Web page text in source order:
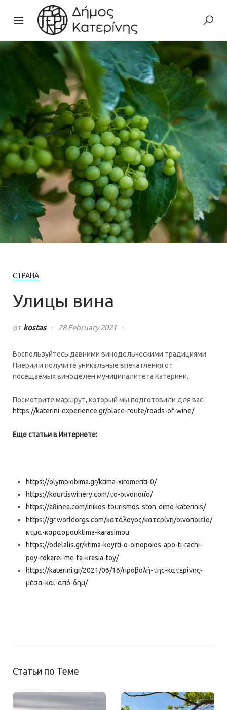
СТРАНА
Улицы вина
от kostas 28 February 2021
Воспользуйтесь давними винодельческими традициями
Пиерии и получите уникальные впечатления от
посещаемых виноделен муниципалитета Катерини.
Посмотрите маршрут, который мы подготовили для вас:
https://katerini-experience.gr/place-route/roads-of-wine/
Еще статьи в Интернете:
https://olympiobima.gr/ktima-xiromeriti-0/
https://kourtiswinery.com/το-οινοποιϊο/
https://a8inea.com/inikos-tourismos-ston-dimo-katerinis/
https://gr.worldorgs.com/κατάλογος/κατερίνη/οινοποιείο/
κτμα-καρασμουktima-karasimou
https://odelalis.gr/ktima-koyrti-o-oinopoios-apo-ti-rachi-
poy-rokarei-me-ta-krasia-toy/
https://katerini.gr/2021/06/16/προβολή-της-κατερίνης-
μέσα-και-από-δημ/
Статьи по Теме